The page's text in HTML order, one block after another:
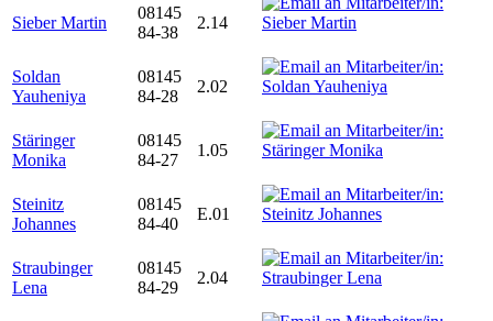
Sieber Martin
08145
84-38
2.14
Soldan
Yauheniya
08145
84-28
2.02
Stäringer
Monika
08145
84-27
1.05
Steinitz
Johannes
08145
84-40
E.01
Straubinger
Lena
08145
84-29
2.04